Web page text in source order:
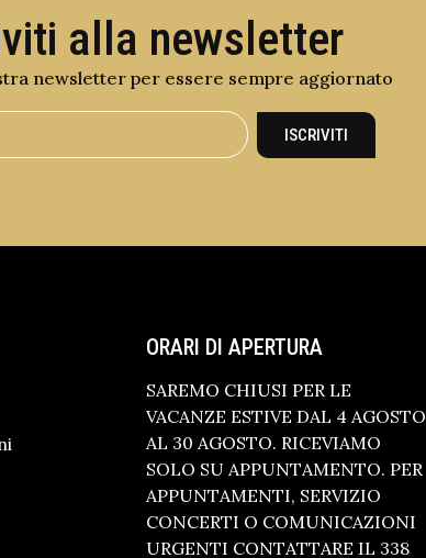
alla newsletter
newsletter per essere sempre aggiornato
ISCRIVITI
ORARI DI APERTURA
SAREMO CHIUSI PER LE
VACANZE ESTIVE DAL 4 AGOSTO
AL 30 AGOSTO. RICEVIAMO
SOLO SU APPUNTAMENTO. PER
APPUNTAMENTI, SERVIZIO
CONCERTI O COMUNICAZIONI
URGENTI CONTATTARE IL 338